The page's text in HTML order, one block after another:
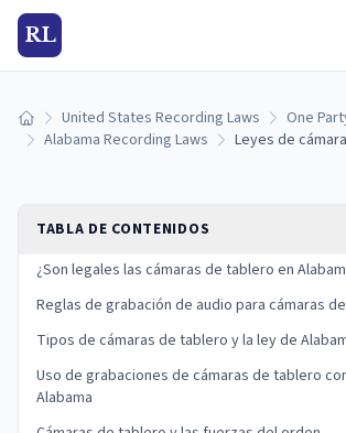
RL
Inicio United States Recording Laws
One
Alabama Recording Laws
TABLA DE CONTENIDOS
¿Son legales las cámaras de tablero en
Reglas de grabación de audio para cámaras
Tipos de cámaras de tablero y la ley de
Uso de grabaciones de cámaras de tablero
Alabama